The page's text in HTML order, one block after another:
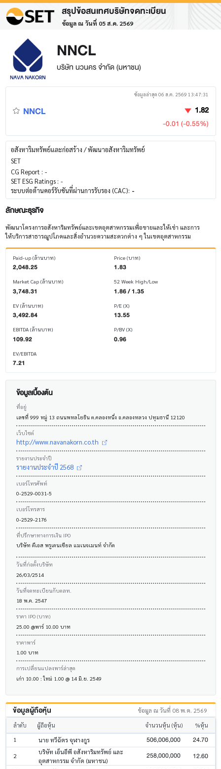
สรุปข้อสนเทศบริษัทจดทะเบียน
ข้อมูล ณ วันที่ 05 ส.ค. 2569
NNCL
บริษัท นวนคร จำกัด (มหาชน)
ข้อมูลล่าสุด 06 ส.ค. 2569 13:47:31
NNCL 1.82
-0.01 (-0.55%)
อสังหาริมทรัพย์และก่อสร้าง / พัฒนาอสังหาริมทรัพย์
SET
CG Report : -
SET ESG Ratings : -
ระบบต่อต้านคอร์รับชันที่ผ่านการรับรอง (CAC): -
ลักษณะธุรกิจ
พัฒนาโครงการอสังหาริมทรัพย์และเขตอุตสาหกรรมเพื่อขายและให้เช่า และการ
ให้บริการสาธารณูปโภคและสิ่งอำนวยความสะดวกต่าง ๆ ในเขตอุตสาหกรรม
Paid-up (ล้านบาท)
2,048.25
Market Cap (ล้านบาท)
3,748.31
EV (ล้านบาท)
3,492.84
EBITDA (ล้านบาท)
109.92
EV/EBITDA
7.21
Price (บาท)
1.83
52 Week High/Low
1.86 / 1.35
P/E (X)
13.55
P/BV (X)
0.96
ข้อมูลเบื้องต้น
ที่อยู่
เลขที่ 999 หมู่ 13 ถนนพหลโยธิน ต.คลองหนึ่ง อ.คลองหลวง ปทุมธานี 12120
เว็บไซต์
http://www.navanakorn.co.th
รายงานประจำปี
รายงานประจำปี 2568
เบอร์โทรศัพท์
0-2529-0031-5
เบอร์โทรสาร
0-2529-2176
ที่ปรึกษาทางการเงิน IPO
บริษัท ดีเอส พรูเดนเชียล แมเนจเมนท์ จำกัด
วันที่ก่อตั้งบริษัท
26/03/2514
วันที่จดทะเบียนกับตลท.
18 พ.ค. 2547
ราคา IPO (บาท)
25.00 @พาร์ 10.00 บาท
ราคาพาร์
1.00 บาท
การเปลี่ยนแปลงพาร์ล่าสุด
เก่า 10.00 : ใหม่ 1.00 @ 14 มิ.ย. 2549
ข้อมูลผู้ถือหุ้น ข้อมูล ณ วันที่ 08 พ.ค. 2569
ลำดับ ผู้ถือหุ้น จำนวนหุ้น (หุ้น) %หุ้น
1 นาย ทวีฉัตร จุฬางกูร 506,006,000 24.70
2
บริษัท เอ็นอีพี อสังหาริมทรัพย์ และ
อุตสาหกรรม จำกัด (มหาชน)
258,000,000 12.60